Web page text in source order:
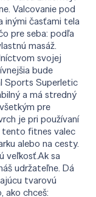
Valcovanie pod
inými časťami tela
pre seba: podľa
masáž.
svojej
bude
Sports Superletic
a má stredný
pre
je pri používaní
tento fitnes valec
alebo na cesty.
veľkosť.Ak sa
udržateľne. Dá
tvarovú
ako chceš: